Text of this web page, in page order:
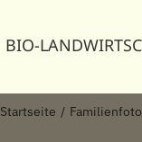
BIO-
Startseite